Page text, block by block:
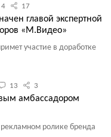
4 17
главой экспертной
«М.Видео»
участие в доработке
13 3
амбассадором
ролике бренда